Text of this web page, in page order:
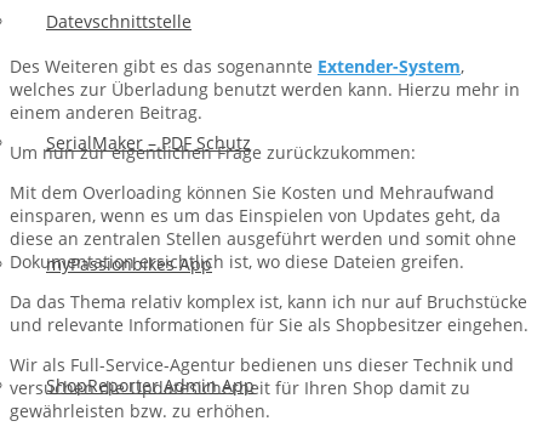
Datevschnittstelle
SerialMaker – PDF Schutz
myPassionbikes App
ShopReporter Admin App
Des Weiteren gibt es das sogenannte Extender-System,
welches zur Überladung benutzt werden kann. Hierzu mehr in
einem anderen Beitrag.
Um nun zur eigentlichen Frage zurückzukommen:
Mit dem Overloading können Sie Kosten und Mehraufwand
einsparen, wenn es um das Einspielen von Updates geht, da
diese an zentralen Stellen ausgeführt werden und somit ohne
Dokumentation ersichtlich ist, wo diese Dateien greifen.
Da das Thema relativ komplex ist, kann ich nur auf Bruchstücke
und relevante Informationen für Sie als Shopbesitzer eingehen.
Wir als Full-Service-Agentur bedienen uns dieser Technik und
versuchen die Updatesicherheit für Ihren Shop damit zu
gewährleisten bzw. zu erhöhen.